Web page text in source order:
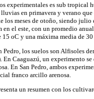
experimentales es sub tropical
en primavera y verano
los meses de otoño, siendo
en el este, con un promedio
15 oC y una máxima media de
Pedro, los suelos son Alfisoles
En Caaguazú, un experimento
En San Pedro, ambos
franco arcillo arenosa.
un resumen con los